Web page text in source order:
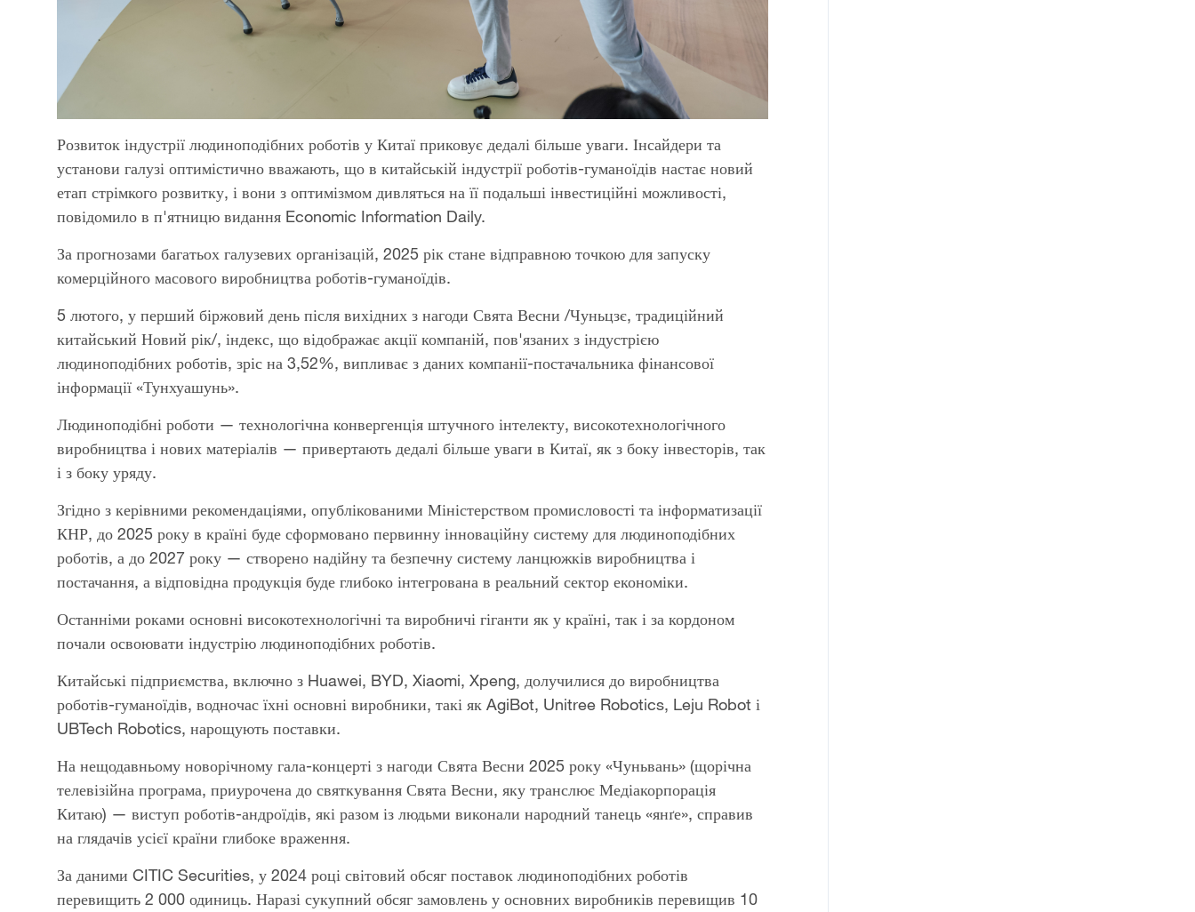
Розвиток індустрії людиноподібних роботів у Китаї приковує дедалі більше уваги. Інсайдери та
установи галузі оптимістично вважають, що в китайській індустрії роботів-гуманоїдів настає новий
етап стрімкого розвитку, і вони з оптимізмом дивляться на її подальші інвестиційні можливості,
повідомило в п'ятницю видання Economic Information Daily.
За прогнозами багатьох галузевих організацій, 2025 рік стане відправною точкою для запуску
комерційного масового виробництва роботів-гуманоїдів.
5 лютого, у перший біржовий день після вихідних з нагоди Свята Весни /Чуньцзє, традиційний
китайський Новий рік/, індекс, що відображає акції компаній, пов'язаних з індустрією
людиноподібних роботів, зріс на 3,52%, випливає з даних компанії-постачальника фінансової
інформації «Тунхуашунь».
Людиноподібні роботи — технологічна конвергенція штучного інтелекту, високотехнологічного
виробництва і нових матеріалів — привертають дедалі більше уваги в Китаї, як з боку інвесторів, так
і з боку уряду.
Згідно з керівними рекомендаціями, опублікованими Міністерством промисловості та інформатизації
КНР, до 2025 року в країні буде сформовано первинну інноваційну систему для людиноподібних
роботів, а до 2027 року — створено надійну та безпечну систему ланцюжків виробництва і
постачання, а відповідна продукція буде глибоко інтегрована в реальний сектор економіки.
Останніми роками основні високотехнологічні та виробничі гіганти як у країні, так і за кордоном
почали освоювати індустрію людиноподібних роботів.
Китайські підприємства, включно з Huawei, BYD, Xiaomi, Xpeng, долучилися до виробництва
роботів-гуманоїдів, водночас їхні основні виробники, такі як AgiBot, Unitree Robotics, Leju Robot і
UBTech Robotics, нарощують поставки.
На нещодавньому новорічному гала-концерті з нагоди Свята Весни 2025 року «Чуньвань» (щорічна
телевізійна програма, приурочена до святкування Свята Весни, яку транслює Медіакорпорація
Китаю) — виступ роботів-андроїдів, які разом із людьми виконали народний танець «янґе», справив
на глядачів усієї країни глибоке враження.
За даними CITIC Securities, у 2024 році світовий обсяг поставок людиноподібних роботів
перевищить 2 000 одиниць. Наразі сукупний обсяг замовлень у основних виробників перевищив 10